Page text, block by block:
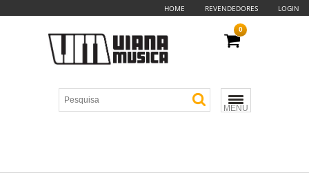
HOME REVENDEDORES LOGIN
MENU
0